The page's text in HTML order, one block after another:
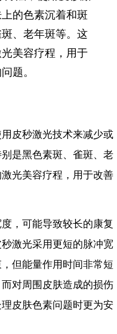
的色素沉着和斑
、老年斑等。这
美容疗程，用于
题。
皮秒激光技术来减少或
是黑色素斑、雀斑、老
光美容疗程，用于改善
，可能导致较长的康复
激光采用更短的脉冲宽
但能量作用时间非常短
对周围皮肤造成的损伤
皮肤色素问题时更为安